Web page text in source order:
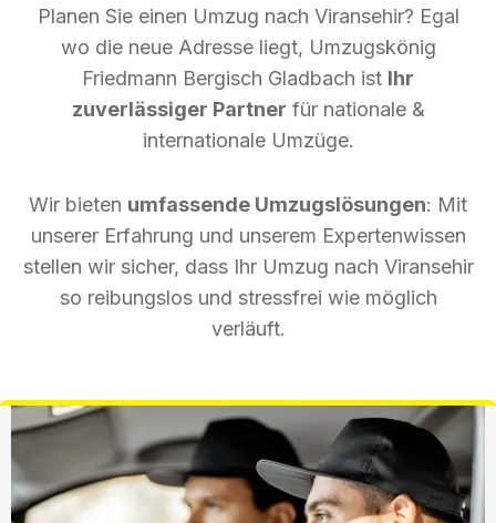
Planen Sie einen Umzug nach Viransehir? Egal
wo die neue Adresse liegt, Umzugskönig
Friedmann Bergisch Gladbach ist Ihr
zuverlässiger Partner für nationale &
internationale Umzüge.
Wir bieten umfassende Umzugslösungen: Mit
unserer Erfahrung und unserem Expertenwissen
stellen wir sicher, dass Ihr Umzug nach Viransehir
so reibungslos und stressfrei wie möglich
verläuft.